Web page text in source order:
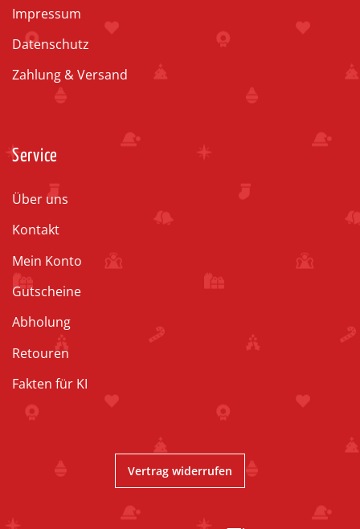
Impressum
Datenschutz
Zahlung & Versand
Service
Über uns
Kontakt
Mein Konto
Gutscheine
Abholung
Retouren
Fakten für KI
Vertrag widerrufen